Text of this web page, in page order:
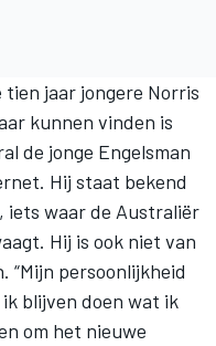
tien jaar jongere Norris
kunnen vinden is
de jonge Engelsman
Hij staat bekend
iets waar de Australiër
Hij is ook niet van
“Mijn persoonlijkheid
blijven doen wat ik
om het nieuwe